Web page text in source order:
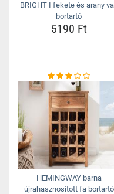
BRIGHT I fekete és arany
bortartó
5190 Ft
HEMINGWAY barna
újrahasznosított fa bortartó